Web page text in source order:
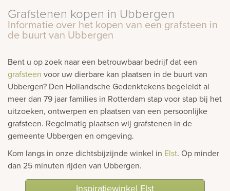
Grafstenen kopen in Ubbergen
Informatie over het kopen van een grafsteen in
de buurt van Ubbergen
Bent u op zoek naar een betrouwbaar bedrijf dat een
grafsteen voor uw dierbare kan plaatsen in de buurt van
Ubbergen? Den Hollandsche Gedenktekens begeleidt al
meer dan 79 jaar families in Rotterdam stap voor stap bij het
uitzoeken, ontwerpen en plaatsen van een persoonlijke
grafsteen. Regelmatig plaatsen wij grafstenen in de
gemeente Ubbergen en omgeving.
Kom langs in onze dichtsbijzijnde winkel in Elst. Op minder
dan 25 minuten rijden van Ubbergen.
Inspiratiewinkel Elst